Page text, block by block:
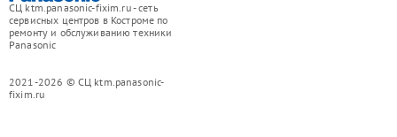
СЦ ktm.panasonic-fixim.ru - сеть
сервисных центров в Костроме по
ремонту и обслуживанию техники
Panasonic
2021-2026 © СЦ ktm.panasonic-
fixim.ru